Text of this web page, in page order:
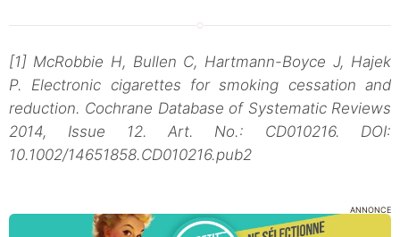
[1] McRobbie H, Bullen C, Hartmann-Boyce J, Hajek
P. Electronic cigarettes for smoking cessation and
reduction. Cochrane Database of Systematic Reviews
2014, Issue 12. Art. No.: CD010216. DOI:
10.1002/14651858.CD010216.pub2
ANNONCE